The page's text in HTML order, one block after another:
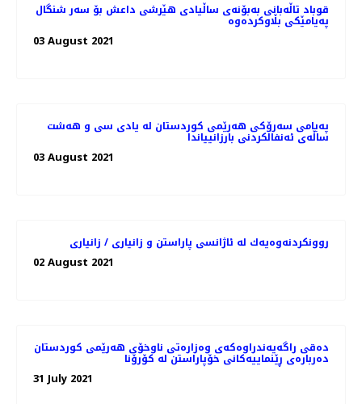
قوباد تاڵەبانی بەبۆنەی ساڵیادی هێرشی داعش بۆ سەر شنگال
پەیامێکی بڵاوکردەوە
03 August 2021
پەیامی سەرۆکی هەرێمی کوردستان له‌ يادى سى و هه‌شت
ساڵه‌ى ئه‌نفالكردنى بارزانيياندا
03 August 2021
روونكردنه‌وه‌یه‌ك له‌ ئاژانسی پاراستن و زانیاری / زانیاری
02 August 2021
دەقی راگەیەندراوەکەی وەزارەتی ناوخۆی هەرێمی کوردستان
دەربارەی ڕێنماییەکانی خۆپاراستن لە کۆرۆنا
31 July 2021